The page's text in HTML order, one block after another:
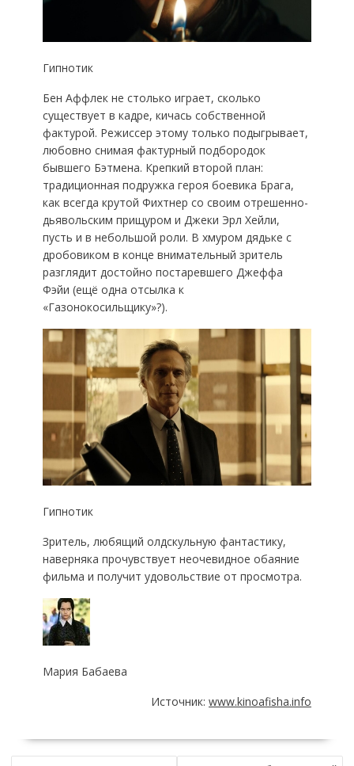
Гипнотик
Бен Аффлек не столько играет, сколько
существует в кадре, кичась собственной
фактурой. Режиссер этому только подыгрывает,
любовно снимая фактурный подбородок
бывшего Бэтмена. Крепкий второй план:
традиционная подружка героя боевика Брага,
как всегда крутой Фихтнер со своим отрешенно-
дьявольским прищуром и Джеки Эрл Хейли,
пусть и в небольшой роли. В хмуром дядьке с
дробовиком в конце внимательный зритель
разглядит достойно постаревшего Джеффа
Фэйи (ещё одна отсылка к
«Газонокосильщику»?).
Гипнотик
Зритель, любящий олдскульную фантастику,
наверняка прочувствует неочевидное обаяние
фильма и получит удовольствие от просмотра.
Мария Бабаева
Источник:www.kinoafisha.info